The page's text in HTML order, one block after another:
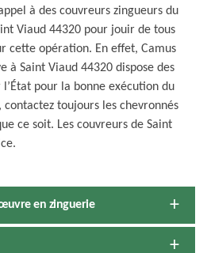
à des couvreurs zingueurs du
Viaud 44320 pour jouir de tous
cette opération. En effet, Camus
à Saint Viaud 44320 dispose des
pour la bonne exécution du
toujours les chevronnés
ce soit. Les couvreurs de Saint
en zinguerie